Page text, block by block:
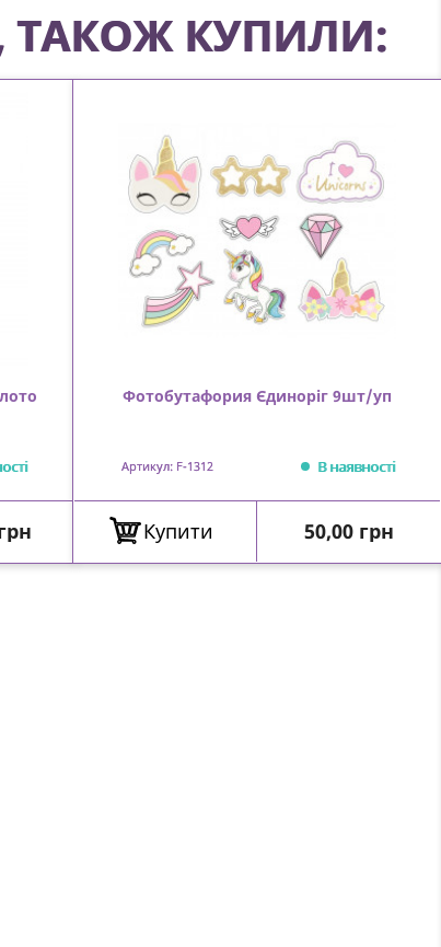
ТАКОЖ КУПИЛИ:
Фотобутафория Єдиноріг 9шт/уп
Артикул: F-1312 В наявності
Купити Ціна
50,00 грн